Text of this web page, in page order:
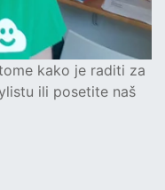
kako je raditi za
ili posetite naš